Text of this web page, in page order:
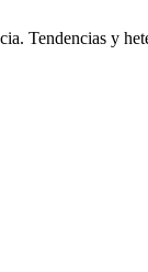
Tendencias y